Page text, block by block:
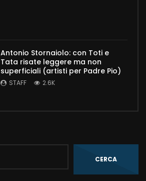
Antonio Stornaiolo: con Toti e
Tata risate leggere ma non
superficiali (artisti per Padre Pio)
STAFF 2.6K
CERCA